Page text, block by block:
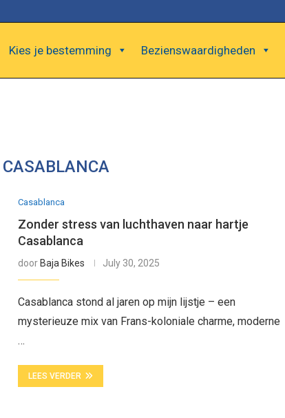
Kies je bestemming Bezienswaardigheden
CASABLANCA
Casablanca
Zonder stress van luchthaven naar hartje
Casablanca
door Baja Bikes July 30, 2025
Casablanca stond al jaren op mijn lijstje – een
mysterieuze mix van Frans-koloniale charme, moderne
…
LEES VERDER